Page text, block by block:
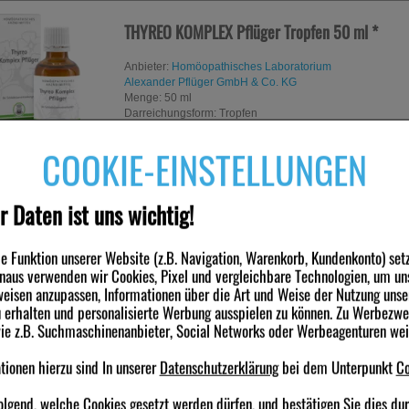
COOKIE-EINSTELLUNGEN
Daten ist uns wichtig!
Funktion unserer Website (z.B. Navigation, Warenkorb, Kundenkonto)
verwenden wir Cookies, Pixel und vergleichbare Technologien, um
anzupassen, Informationen über die Art und Weise der Nutzung
und personalisierte Werbung ausspielen zu können. Zu
z.B. Suchmaschinenanbieter, Social Networks oder Werbeagenturen
hierzu sind In unsererDatenschutzerklärungbei dem Unterpunkt
welche Cookies gesetzt werden dürfen, und bestätigen Sie dies
THYREO KOMPLEX Pflüger Tropfen50 ml*
Anbieter: Homöopathisches Laboratorium
Alexander Pflüger GmbH & Co. KG
Menge: 50 ml
Darreichungsform: Tropfen
Anbieter: Homöopathisches Laboratorium
Alexander Pflüger GmbH & Co. KG
Menge: 100St
Darreichungsform: Tabletten
PZN: 04796906